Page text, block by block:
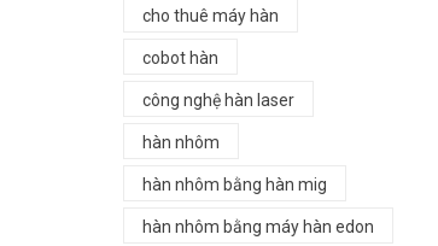
cho thuê máy hàn
cobot hàn
công nghệ hàn laser
hàn nhôm
hàn nhôm bằng hàn mig
hàn nhôm bằng máy hàn edon